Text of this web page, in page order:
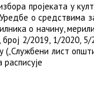
пројеката у
о средствима
о начину,
2/2019, 1/2020,
лист